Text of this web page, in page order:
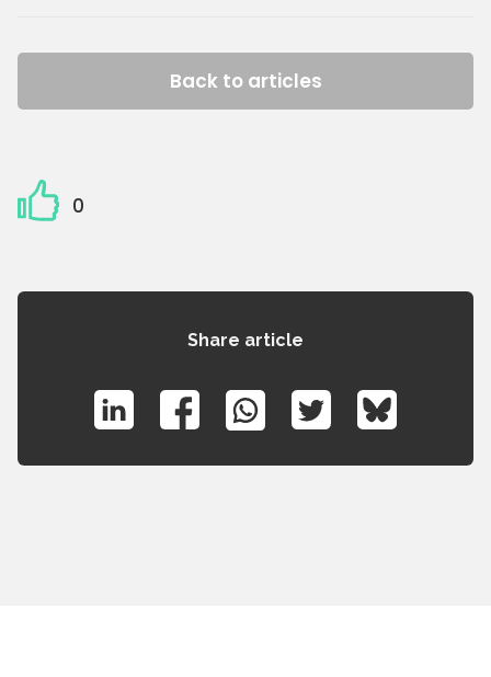
Back to articles
0
Share article